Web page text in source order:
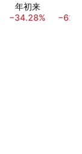
年初来
−34.28%